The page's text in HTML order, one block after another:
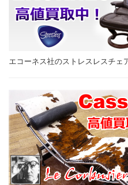
エコーネス社のストレスレスチェ